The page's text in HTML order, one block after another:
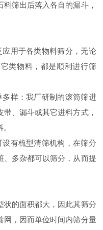
筛出后落入各自的漏斗，
用于各类物料筛分，无论
类物料，都是顺利进行筛
样：我厂研制的滚筒筛进
、漏斗或其它进料方式，
设有梳型清筛机构，在筛分
、多杂都可以筛分，从而提
的面积都大，因此其筛分
网，因而单位时间内筛分量